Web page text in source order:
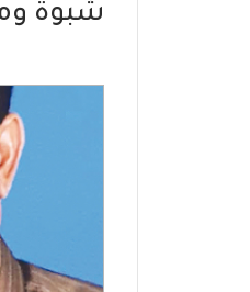
شبوة ومستقبلها الواعد